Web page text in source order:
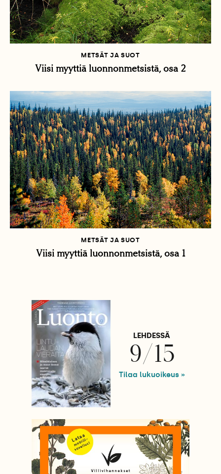
METSÄT JA SUOT
Viisi myyttiä luonnonmetsistä, osa 2
METSÄT JA SUOT
Viisi myyttiä luonnonmetsistä, osa 1
LEHDESSÄ
9/15
Tilaa lukuoikeus »